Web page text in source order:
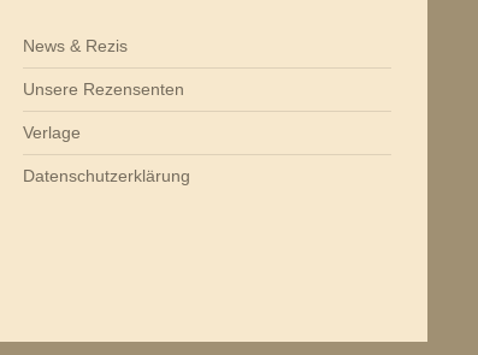
News & Rezis
Unsere Rezensenten
Verlage
Datenschutzerklärung